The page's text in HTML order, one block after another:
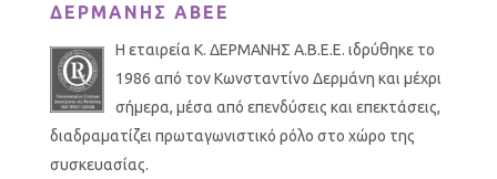
ΔΕΡΜΑΝΗΣ ΑΒΕΕ
Η εταιρεία Κ. ΔΕΡΜΑΝΗΣ Α.Β.Ε.Ε. ιδρύθηκε το
1986 από τον Κωνσταντίνο Δερμάνη και μέχρι
σήμερα, μέσα από επενδύσεις και επεκτάσεις,
διαδραματίζει πρωταγωνιστικό ρόλο στο χώρο της
συσκευασίας.